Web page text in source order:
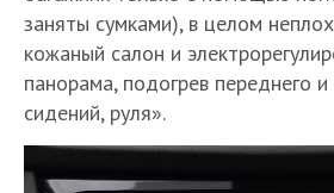
заняты сумками), в целом
кожаный салон и
панорама, подогрев переднего
сидений, руля».